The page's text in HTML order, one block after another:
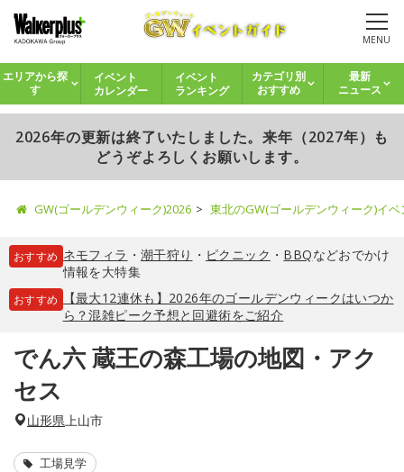
MENU
エリアから探
す
イベント
カレンダー
イベント
ランキング
カテゴリ別
おすすめ
最新
ニュース
2026年の更新は終了いたしました。来年（2027年）も
どうぞよろしくお願いします。
GW(ゴールデンウィーク)2026 東北のGW(ゴールデンウィーク)イ
おすすめ ネモフィラ ・ 潮干狩り ・ ピクニック ・ BBQなどおでかけ
情報を大特集
おすすめ
【最大12連休も】2026年のゴールデンウィークはいつか
ら？混雑ピーク予想と回避術をご紹介
でん六 蔵王の森工場の地図・アク
セス
山形県上山市
工場見学